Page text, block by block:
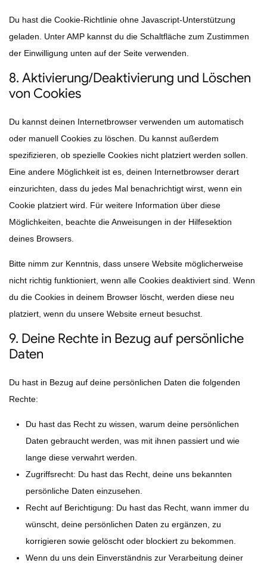
Du hast die Cookie-Richtlinie ohne Javascript-Unterstützung
geladen. Unter AMP kannst du die Schaltfläche zum Zustimmen
der Einwilligung unten auf der Seite verwenden.
8. Aktivierung/Deaktivierung und Löschen
von Cookies
Du kannst deinen Internetbrowser verwenden um automatisch
oder manuell Cookies zu löschen. Du kannst außerdem
spezifizieren, ob spezielle Cookies nicht platziert werden sollen.
Eine andere Möglichkeit ist es, deinen Internetbrowser derart
einzurichten, dass du jedes Mal benachrichtigt wirst, wenn ein
Cookie platziert wird. Für weitere Information über diese
Möglichkeiten, beachte die Anweisungen in der Hilfesektion
deines Browsers.
Bitte nimm zur Kenntnis, dass unsere Website möglicherweise
nicht richtig funktioniert, wenn alle Cookies deaktiviert sind. Wenn
du die Cookies in deinem Browser löscht, werden diese neu
platziert, wenn du unsere Website erneut besuchst.
9. Deine Rechte in Bezug auf persönliche
Daten
Du hast in Bezug auf deine persönlichen Daten die folgenden
Rechte:
Du hast das Recht zu wissen, warum deine persönlichen
Daten gebraucht werden, was mit ihnen passiert und wie
lange diese verwahrt werden.
Zugriffsrecht: Du hast das Recht, deine uns bekannten
persönliche Daten einzusehen.
Recht auf Berichtigung: Du hast das Recht, wann immer du
wünscht, deine persönlichen Daten zu ergänzen, zu
korrigieren sowie gelöscht oder blockiert zu bekommen.
Wenn du uns dein Einverständnis zur Verarbeitung deiner